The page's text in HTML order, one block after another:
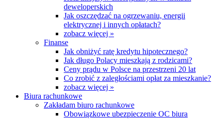
deweloperskich
Jak oszczędzać na ogrzewaniu, energii
elektrycznej i innych opłatach?
zobacz więcej »
Finanse
Jak obniżyć ratę kredytu hipotecznego?
Jak długo Polacy mieszkają z rodzicami?
Ceny prądu w Polsce na przestrzeni 20 lat
Co zrobić z zaległościami opłat za mieszkanie?
zobacz więcej »
Biura rachunkowe
Zakładam biuro rachunkowe
Obowiązkowe ubezpieczenie OC biura